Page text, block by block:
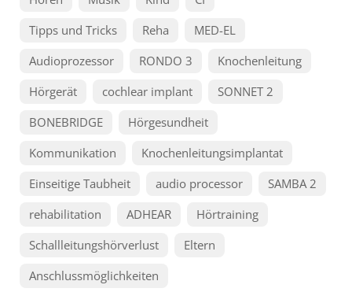
Tipps und Tricks
Reha
MED-EL
Audioprozessor
RONDO 3
Knochenleitung
Hörgerät
cochlear implant
SONNET 2
BONEBRIDGE
Hörgesundheit
Kommunikation
Knochenleitungsimplantat
Einseitige Taubheit
audio processor
SAMBA 2
rehabilitation
ADHEAR
Hörtraining
Schallleitungshörverlust
Eltern
Anschlussmöglichkeiten